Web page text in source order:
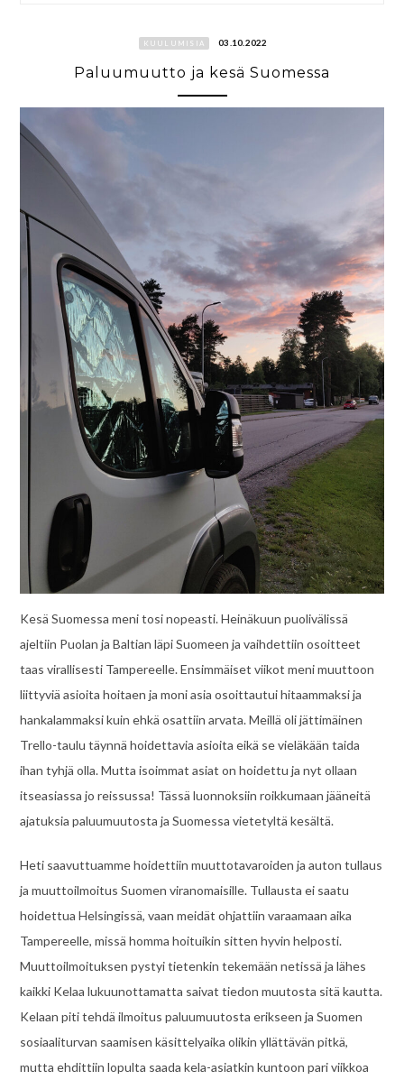
KUULUMISIA 03.10.2022
Paluumuutto ja kesä Suomessa
Kesä Suomessa meni tosi nopeasti. Heinäkuun puolivälissä
ajeltiin Puolan ja Baltian läpi Suomeen ja vaihdettiin osoitteet
taas virallisesti Tampereelle. Ensimmäiset viikot meni muuttoon
liittyviä asioita hoitaen ja moni asia osoittautui hitaammaksi ja
hankalammaksi kuin ehkä osattiin arvata. Meillä oli jättimäinen
Trello-taulu täynnä hoidettavia asioita eikä se vieläkään taida
ihan tyhjä olla. Mutta isoimmat asiat on hoidettu ja nyt ollaan
itseasiassa jo reissussa! Tässä luonnoksiin roikkumaan jääneitä
ajatuksia paluumuutosta ja Suomessa vietetyltä kesältä.
Heti saavuttuamme hoidettiin muuttotavaroiden ja auton tullaus
ja muuttoilmoitus Suomen viranomaisille. Tullausta ei saatu
hoidettua Helsingissä, vaan meidät ohjattiin varaamaan aika
Tampereelle, missä homma hoituikin sitten hyvin helposti.
Muuttoilmoituksen pystyi tietenkin tekemään netissä ja lähes
kaikki Kelaa lukuunottamatta saivat tiedon muutosta sitä kautta.
Kelaan piti tehdä ilmoitus paluumuutosta erikseen ja Suomen
sosiaaliturvan saamisen käsittelyaika olikin yllättävän pitkä,
mutta ehdittiin lopulta saada kela-asiatkin kuntoon pari viikkoa